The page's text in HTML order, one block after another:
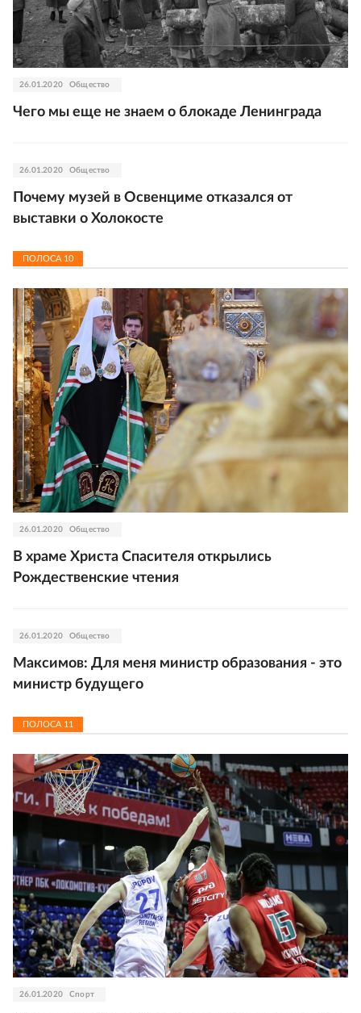
26.01.2020 Общество
Чего мы еще не знаем о блокаде Ленинграда
26.01.2020 Общество
Почему музей в Освенциме отказался от
выставки о Холокосте
ПОЛОСА 10
26.01.2020 Общество
В храме Христа Спасителя открылись
Рождественские чтения
26.01.2020 Общество
Максимов: Для меня министр образования - это
министр будущего
ПОЛОСА 11
26.01.2020 Спорт